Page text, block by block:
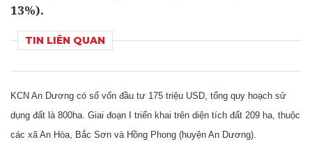
13%).
TIN LIÊN QUAN
KCN An Dương có số vốn đầu tư 175 triệu USD, tổng quy hoạch sử
dụng đất là 800ha. Giai đoạn I triển khai trên diện tích đất 209 ha, thuộc
các xã An Hòa, Bắc Sơn và Hồng Phong (huyện An Dương).